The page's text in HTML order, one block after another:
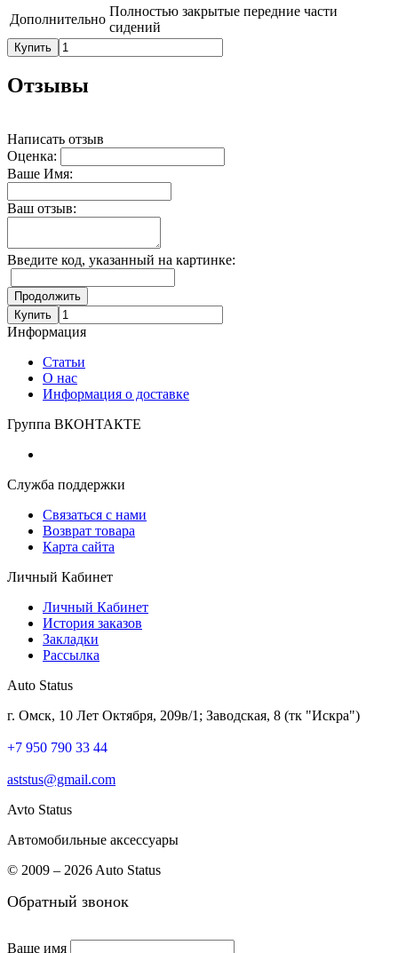
Дополнительно
Полностью закрытые передние части
сидений
Купить
Отзывы
Написать отзыв
Оценка:
Ваше Имя:
Ваш отзыв:
Введите код, указанный на картинке:
Продолжить
Купить
Информация
Статьи
О нас
Информация о доставке
Группа ВКОНТАКТЕ
Служба поддержки
Связаться с нами
Возврат товара
Карта сайта
Личный Кабинет
Личный Кабинет
История заказов
Закладки
Рассылка
Auto Status
г. Омск, 10 Лет Октября, 209в/1; Заводская, 8 (тк "Искра")
+7 950 790 33 44
aststus@gmail.com
Avto Status
Автомобильные аксессуары
© 2009 – 2026 Auto Status
Обратный звонок
Ваше имя